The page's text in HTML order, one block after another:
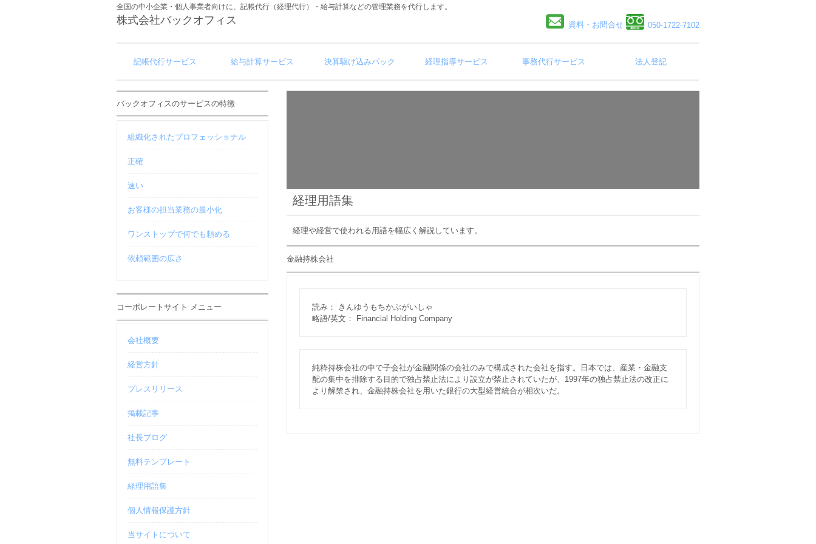
資料・お問合せ 050-1722-7102
全国の中小企業・個人事業者向けに、記帳代行（経理代行）・給与計算などの管理業務を代行します。
株式会社バックオフィス
記帳代行サービス 給与計算サービス 決算駆け込みパック 経理指導サービス 事務代行サービス 法人登記
経理用語集
経理や経営で使われる用語を幅広く解説しています。
金融持株会社
読み： きんゆうもちかぶがいしゃ
略語/英文： Financial Holding Company
純粋持株会社の中で子会社が金融関係の会社のみで構成された会社を指す。日本では、産業・金融支
配の集中を排除する目的で独占禁止法により設立が禁止されていたが、1997年の独占禁止法の改正に
より解禁され、金融持株会社を用いた銀行の大型経営統合が相次いだ。
バックオフィスのサービスの特徴
組織化されたプロフェッショナル
正確
速い
お客様の担当業務の最小化
ワンストップで何でも頼める
依頼範囲の広さ
コーポレートサイト メニュー
会社概要
経営方針
プレスリリース
掲載記事
社長ブログ
無料テンプレート
経理用語集
個人情報保護方針
当サイトについて